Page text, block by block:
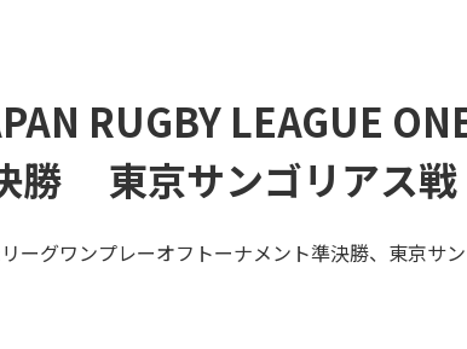
RUGBY LEAGUE
勝 東京サンゴリアス戦
ーグワンプレーオフトーナメント準決勝、東京サ